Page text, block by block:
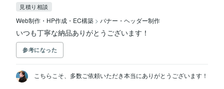
見積り相談
Web制作・HP作成・EC構築 > バナー・ヘッダー制作
いつも丁寧な納品ありがとうございます！
参考になった
こちらこそ、多数ご依頼いただき本当にありがとうございます！